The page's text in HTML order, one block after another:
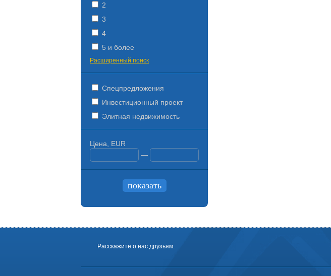
2
3
4
5 и более
Расширенный поиск
Спецпредложения
Инвестиционный проект
Элитная недвижимость
Цена, EUR
—
Расскажите о нас друзьям: